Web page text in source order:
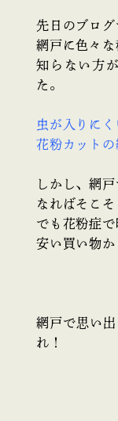
先日のブログ
網戸に色々
知らない方
た。
虫が入りに
花粉カットの
しかし、網
なればそこ
でも花粉症
安い買い物か
網戸で思い
れ！